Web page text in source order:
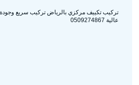
تركيب تكييف مركزي بالرياض تركيب سريع وجودة
عالية 0509274867